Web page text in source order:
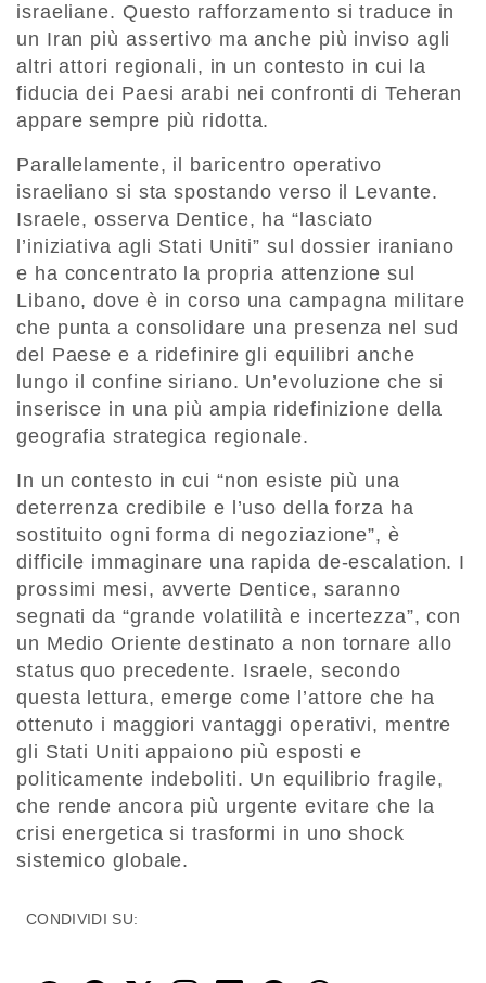
israeliane. Questo rafforzamento si traduce in
un Iran più assertivo ma anche più inviso agli
altri attori regionali, in un contesto in cui la
fiducia dei Paesi arabi nei confronti di Teheran
appare sempre più ridotta.
Parallelamente, il baricentro operativo
israeliano si sta spostando verso il Levante.
Israele, osserva Dentice, ha “lasciato
l’iniziativa agli Stati Uniti” sul dossier iraniano
e ha concentrato la propria attenzione sul
Libano, dove è in corso una campagna militare
che punta a consolidare una presenza nel sud
del Paese e a ridefinire gli equilibri anche
lungo il confine siriano. Un’evoluzione che si
inserisce in una più ampia ridefinizione della
geografia strategica regionale.
In un contesto in cui “non esiste più una
deterrenza credibile e l’uso della forza ha
sostituito ogni forma di negoziazione”, è
difficile immaginare una rapida de-escalation. I
prossimi mesi, avverte Dentice, saranno
segnati da “grande volatilità e incertezza”, con
un Medio Oriente destinato a non tornare allo
status quo precedente. Israele, secondo
questa lettura, emerge come l’attore che ha
ottenuto i maggiori vantaggi operativi, mentre
gli Stati Uniti appaiono più esposti e
politicamente indeboliti. Un equilibrio fragile,
che rende ancora più urgente evitare che la
crisi energetica si trasformi in uno shock
sistemico globale.
CONDIVIDI SU: